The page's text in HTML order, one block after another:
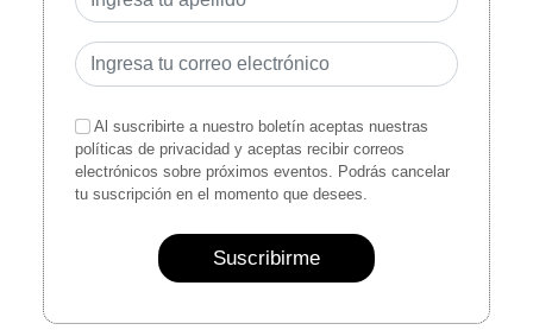
Al suscribirte a nuestro boletín aceptas nuestras
políticas de privacidad y aceptas recibir correos
electrónicos sobre próximos eventos. Podrás cancelar
tu suscripción en el momento que desees.
Suscribirme